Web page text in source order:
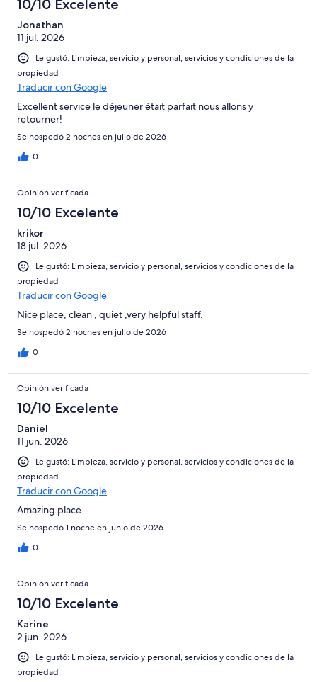
10/10 Excelente
Jonathan
11 jul. 2026
Le gustó: Limpieza, servicio y personal, servicios y condiciones de la
propiedad
Traducir con Google
Excellent service le déjeuner était parfait nous allons y
retourner!
Se hospedó 2 noches en julio de 2026
0
Opinión verificada
10/10 Excelente
krikor
18 jul. 2026
Le gustó: Limpieza, servicio y personal, servicios y condiciones de la
propiedad
Traducir con Google
Nice place, clean , quiet ,very helpful staff.
Se hospedó 2 noches en julio de 2026
0
Opinión verificada
10/10 Excelente
Daniel
11 jun. 2026
Le gustó: Limpieza, servicio y personal, servicios y condiciones de la
propiedad
Traducir con Google
Amazing place
Se hospedó 1 noche en junio de 2026
0
Opinión verificada
10/10 Excelente
Karine
2 jun. 2026
Le gustó: Limpieza, servicio y personal, servicios y condiciones de la
propiedad